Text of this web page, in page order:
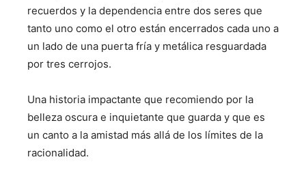
recuerdos y la dependencia entre dos seres que
tanto uno como el otro están encerrados cada uno a
un lado de una puerta fría y metálica resguardada
por tres cerrojos.
Una historia impactante que recomiendo por la
belleza oscura e inquietante que guarda y que es
un canto a la amistad más allá de los límites de la
racionalidad.